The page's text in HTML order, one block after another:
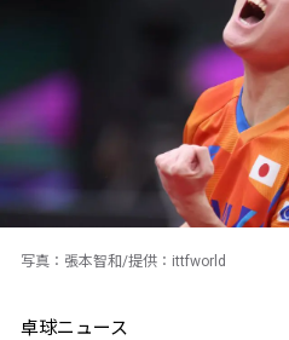
写真：張本智和/提供：ittfworld
卓球ニュース